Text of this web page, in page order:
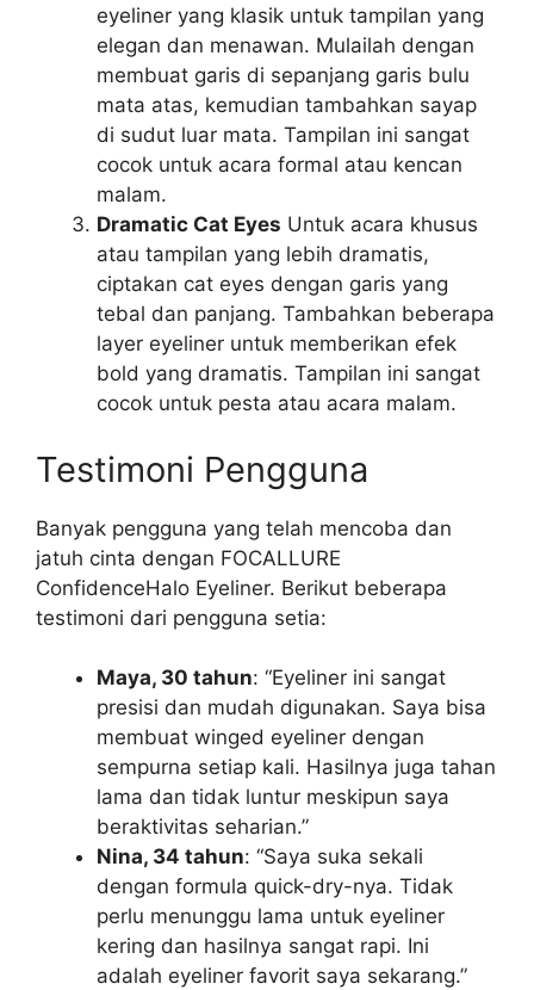
eyeliner yang klasik untuk tampilan yang
elegan dan menawan. Mulailah dengan
membuat garis di sepanjang garis bulu
mata atas, kemudian tambahkan sayap
di sudut luar mata. Tampilan ini sangat
cocok untuk acara formal atau kencan
malam.
Dramatic Cat Eyes Untuk acara khusus
atau tampilan yang lebih dramatis,
ciptakan cat eyes dengan garis yang
tebal dan panjang. Tambahkan beberapa
layer eyeliner untuk memberikan efek
bold yang dramatis. Tampilan ini sangat
cocok untuk pesta atau acara malam.
Testimoni Pengguna
Banyak pengguna yang telah mencoba dan
jatuh cinta dengan FOCALLURE
ConfidenceHalo Eyeliner. Berikut beberapa
testimoni dari pengguna setia:
Maya, 30 tahun: “Eyeliner ini sangat
presisi dan mudah digunakan. Saya bisa
membuat winged eyeliner dengan
sempurna setiap kali. Hasilnya juga tahan
lama dan tidak luntur meskipun saya
beraktivitas seharian.”
Nina, 34 tahun: “Saya suka sekali
dengan formula quick-dry-nya. Tidak
perlu menunggu lama untuk eyeliner
kering dan hasilnya sangat rapi. Ini
adalah eyeliner favorit saya sekarang.”